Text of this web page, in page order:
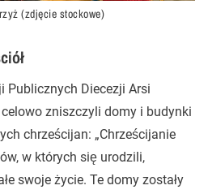
(zdjęcie stockowe)
Publicznych Diecezji Arsi
zniszczyli domy i budynki
chrześcijan: „Chrześcijanie
w których się urodzili,
swoje życie. Te domy zostały